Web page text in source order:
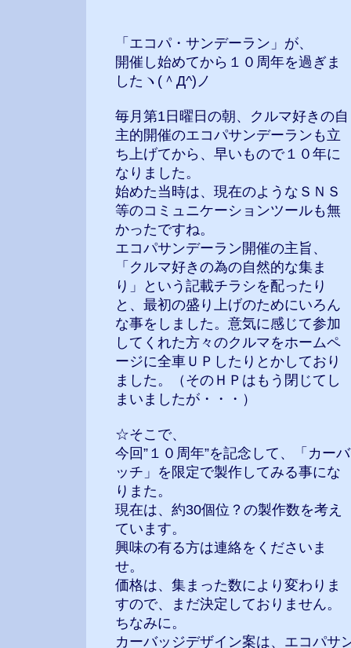
「エコパ・サンデーラン」が、
開催し始めてから１０周年を過ぎま
したヽ(＾Д^)ノ
毎月第1日曜日の朝、クルマ好きの自
主的開催のエコパサンデーランも立
ち上げてから、早いもので１０年に
なりました。
始めた当時は、現在のようなＳＮＳ
等のコミュニケーションツールも無
かったですね。
エコパサンデーラン開催の主旨、
「クルマ好きの為の自然的な集ま
り」という記載チラシを配ったり
と、最初の盛り上げのためにいろん
な事をしました。意気に感じて参加
してくれた方々のクルマをホームペ
ージに全車ＵＰしたりとかしており
ました。（そのＨＰはもう閉じてし
まいましたが・・・）
☆そこで、
今回”１０周年”を記念して、「カーバ
ッチ」を限定で製作してみる事にな
りまた。
現在は、約30個位？の製作数を考え
ています。
興味の有る方は連絡をくださいま
せ。
価格は、集まった数により変わりま
すので、まだ決定しておりません。
ちなみに。
カーバッジデザイン案は、エコパサ